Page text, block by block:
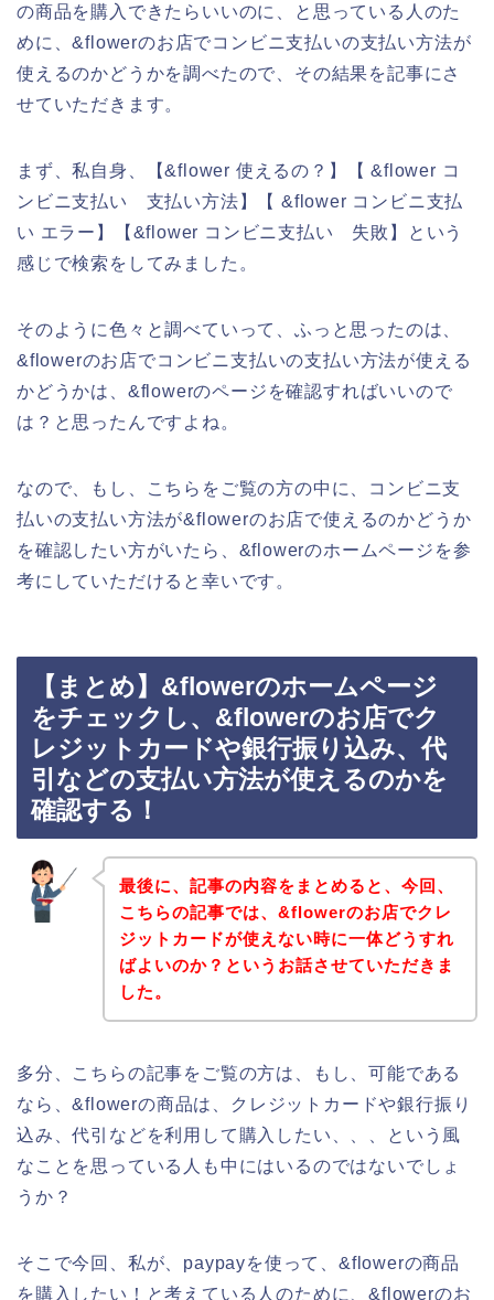
の商品を購入できたらいいのに、と思っている人のた
めに、&flowerのお店でコンビニ支払いの支払い方法が
使えるのかどうかを調べたので、その結果を記事にさ
せていただきます。
まず、私自身、【&flower 使えるの？】【 &flower コ
ンビニ支払い 支払い方法】【 &flower コンビニ支払
い エラー】【&flower コンビニ支払い 失敗】という
感じで検索をしてみました。
そのように色々と調べていって、ふっと思ったのは、
&flowerのお店でコンビニ支払いの支払い方法が使える
かどうかは、&flowerのページを確認すればいいので
は？と思ったんですよね。
なので、もし、こちらをご覧の方の中に、コンビニ支
払いの支払い方法が&flowerのお店で使えるのかどうか
を確認したい方がいたら、&flowerのホームページを参
考にしていただけると幸いです。
【まとめ】&flowerのホームページ
をチェックし、&flowerのお店でク
レジットカードや銀行振り込み、代
引などの支払い方法が使えるのかを
確認する！
最後に、記事の内容をまとめると、今回、
こちらの記事では、&flowerのお店でクレ
ジットカードが使えない時に一体どうすれ
ばよいのか？というお話させていただきま
した。
多分、こちらの記事をご覧の方は、もし、可能である
なら、&flowerの商品は、クレジットカードや銀行振り
込み、代引などを利用して購入したい、、、という風
なことを思っている人も中にはいるのではないでしょ
うか？
そこで今回、私が、paypayを使って、&flowerの商品
を購入したい！と考えている人のために、&flowerのお